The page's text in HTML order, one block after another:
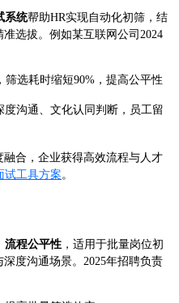
系统帮助HR实现自动化初筛，结
选拔。例如某互联网公司2024
选耗时缩短90%，提高公平性
沟通、文化认同判断，员工留
合，企业获得高效流程与人才
试工具方案。
流程公平性 ，适用于批量岗位初
度沟通场景。2025年招聘负责